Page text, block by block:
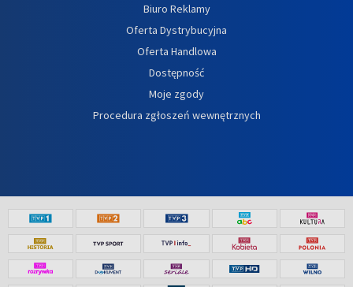
Biuro Reklamy
Oferta Dystrybucyjna
Oferta Handlowa
Dostępność
Moje zgody
Procedura zgłoszeń wewnętrznych